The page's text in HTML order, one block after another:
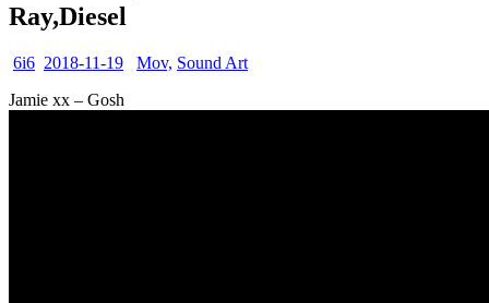
Ray,Diesel
6i6 2018-11-19 Mov, Sound Art
Jamie xx – Gosh